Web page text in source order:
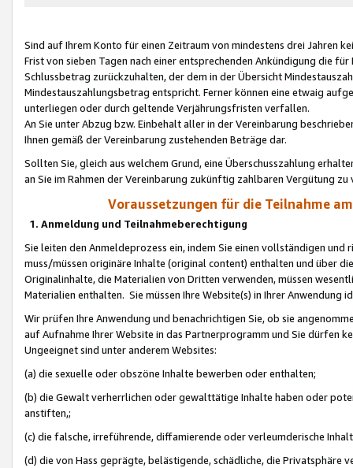
Sind auf Ihrem Konto für einen Zeitraum von mindestens drei Jahren
Frist von sieben Tagen nach einer entsprechenden Ankündigung die
Schlussbetrag zurückzuhalten, der dem in der Übersicht
Mindestauszahlungsbetrag entspricht. Ferner können eine etwaig
unterliegen oder durch geltende Verjährungsfristen verfallen.
An Sie unter Abzug bzw. Einbehalt aller in der Vereinbarung
Ihnen gemäß der Vereinbarung zustehenden Beträge dar.
Sollten Sie, gleich aus welchem Grund, eine Überschusszahlung
an Sie im Rahmen der Vereinbarung zukünftig zahlbaren Vergütung zu
Voraussetzungen für die Teilnahme
1. Anmeldung und Teilnahmeberechtigung
Sie leiten den Anmeldeprozess ein, indem Sie einen vollständigen
muss/müssen originäre Inhalte (original content) enthalten und über
Originalinhalte, die Materialien von Dritten verwenden, müssen
Materialien enthalten. Sie müssen Ihre Website(s) in Ihrer Anwendung
Wir prüfen Ihre Anwendung und benachrichtigen Sie, ob sie
auf Aufnahme Ihrer Website in das Partnerprogramm und Sie dürfen
Ungeeignet sind unter anderem Websites:
(a) die sexuelle oder obszöne Inhalte bewerben oder enthalten;
(b) die Gewalt verherrlichen oder gewalttätige Inhalte haben oder
anstiften,;
(c) die falsche, irreführende, diffamierende oder verleumderische
(d) die von Hass geprägte, belästigende, schädliche, die Privatsphäre